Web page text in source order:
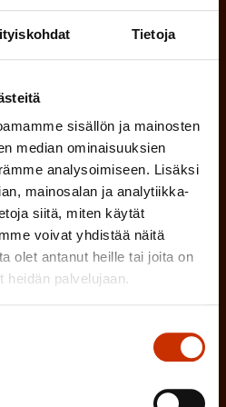
Tietoja
sisällön ja mainosten
median ominaisuuksien
analysoimiseen. Lisäksi
mainosalan ja analytiikka-
siitä, miten käytät
voivat yhdistää näitä
olet antanut heille tai joita on
heidän palvelujaan.
)
P
a
k
o
l
l
ja käsittelyn
mukaisesti *
k